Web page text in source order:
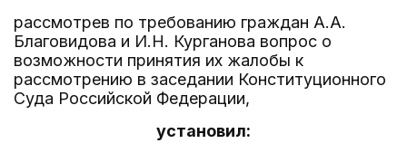
рассмотрев по требованию граждан А.А.
Благовидова и И.Н. Курганова вопрос о
возможности принятия их жалобы к
рассмотрению в заседании Конституционного
Суда Российской Федерации,
установил: